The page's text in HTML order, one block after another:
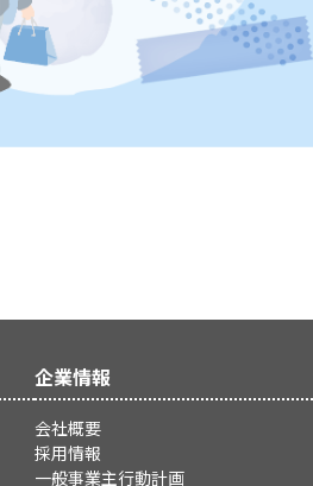
企業情報
会社概要
採用情報
一般事業主行動計画